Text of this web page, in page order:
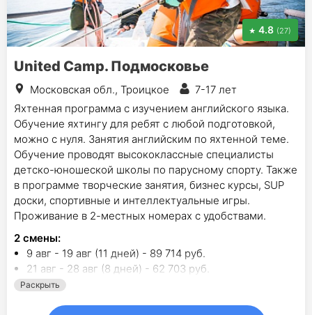
4.8 (27)
United Camp. Подмосковье
Московская обл., Троицкое
7-17 лет
Яхтенная программа с изучением английского языка.
Обучение яхтингу для ребят с любой подготовкой,
можно с нуля. Занятия английским по яхтенной теме.
Обучение проводят высококлассные специалисты
детско-юношеской школы по парусному спорту. Также
в программе творческие занятия, бизнес курсы, SUP
доски, спортивные и интеллектуальные игры.
Проживание в 2-местных номерах с удобствами.
2 смены:
9 авг - 19 авг (11 дней) - 89 714 руб.
21 авг - 28 авг (8 дней) - 62 703 руб.
Раскрыть